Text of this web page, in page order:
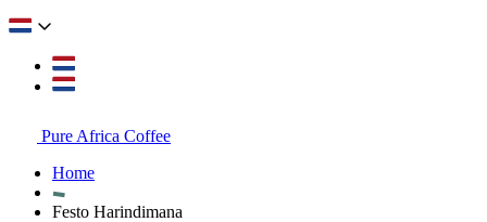
Pure Africa Coffee
Home
Festo Harindimana